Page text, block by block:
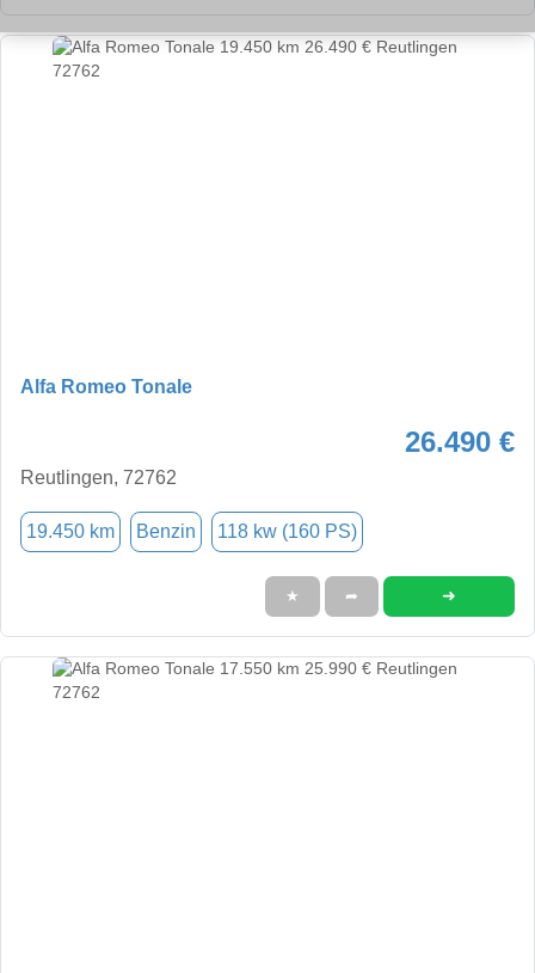
Alfa Romeo Tonale
26.490 €
Reutlingen, 72762
19.450 km Benzin 118 kw (160 PS)
★ ➦ ➜